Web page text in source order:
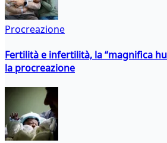
Procreazione
Fertilità e infertilità, la “magnifica
la procreazione